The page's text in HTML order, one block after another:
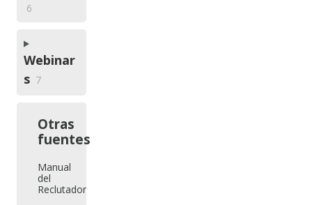
6
Webinar
s 7
Otras
fuentes
Manual
del
Reclutador